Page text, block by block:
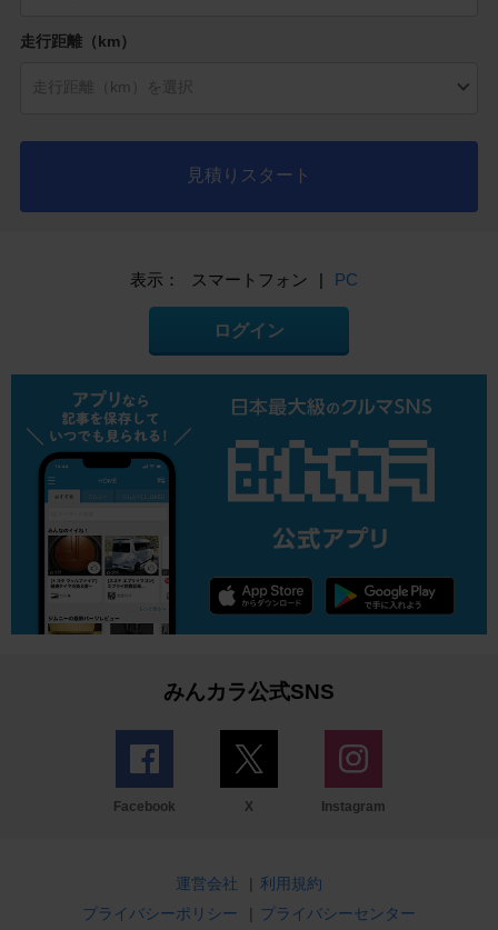
走行距離（km）
見積りスタート
表示： スマートフォン | PC
ログイン
みんカラ公式SNS
Facebook X Instagram
運営会社 | 利用規約
プライバシーポリシー
| プライバシーセンター